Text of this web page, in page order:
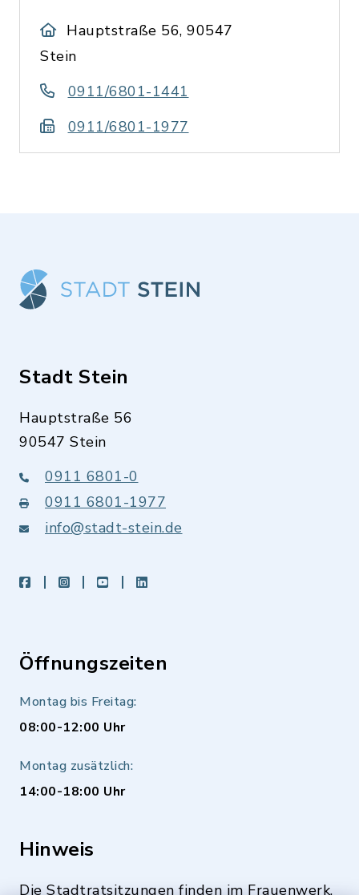
Hauptstraße 56, 90547
Stein
0911/6801-1441
0911/6801-1977
Stadt Stein
Hauptstraße 56
90547 Stein
0911 6801-0
0911 6801-1977
info@stadt-stein.de
facebookinstagramyoutubeLinkedIn
Öffnungszeiten
Montag bis Freitag:
08:00-12:00 Uhr
Montag zusätzlich:
14:00-18:00 Uhr
Hinweis
Die Stadtratsitzungen finden im Frauenwerk,